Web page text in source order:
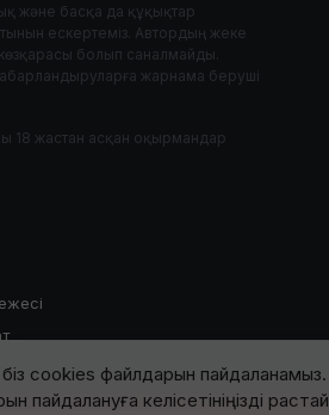
cookies файлдарын пайдаланамыз.
пайдалануға келісетініңізді
және басқа да құқықтар
ескертеміз. Автордың жеке
көзқарасы болып саналмайды.
жарнама беруші
18 жастан асқан оқырмандар